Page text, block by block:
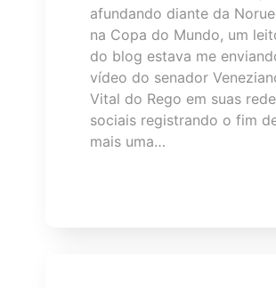
afundando diante da
na Copa do Mundo, um
do blog estava me
vídeo do senador
Vital do Rego em suas
sociais registrando o fim
mais uma…